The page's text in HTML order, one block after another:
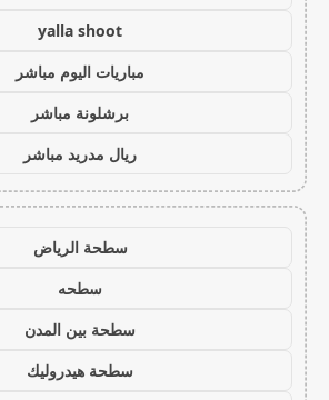
yalla shoot
مباريات اليوم مباشر
برشلونة مباشر
ريال مدريد مباشر
سطحة الرياض
سطحه
سطحة بين المدن
سطحة هيدروليك